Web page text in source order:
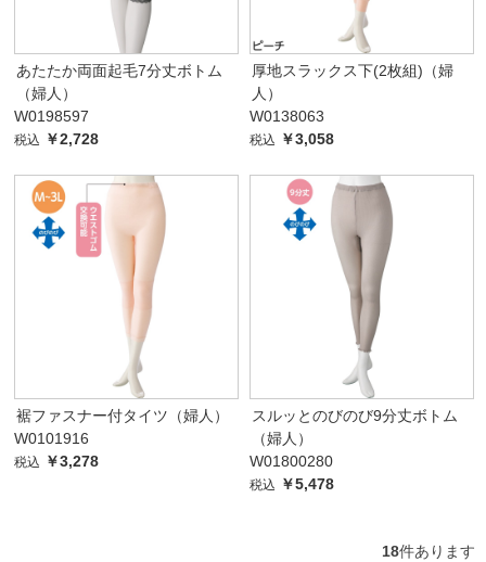
あたたか両面起毛7分丈ボトム
（婦人）
W0198597
税込 ￥2,728
厚地スラックス下(2枚組)（婦
人）
W0138063
税込 ￥3,058
裾ファスナー付タイツ（婦人）
W0101916
税込 ￥3,278
スルッとのびのび9分丈ボトム
（婦人）
W01800280
税込 ￥5,478
18件あります